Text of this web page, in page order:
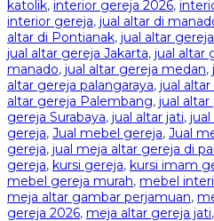
katolik, interior gereja 2026,
interior gereja, jual altar di
altar di Pontianak, jual altar gereja
jual altar gereja Jakarta, jual altar
manado, jual altar gereja medan,
altar gereja palangaraya, jual
altar gereja Palembang, jual
gereja Surabaya, jual altar jati,
gereja, Jual mebel gereja, Jual
gereja, jual meja altar gereja di
gereja, kursi gereja, kursi imam
mebel gereja murah, mebel
meja altar gambar perjamuan,
gereja 2026, meja altar gereja jati,